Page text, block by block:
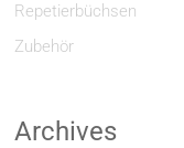
Repetierbüchsen
Zubehör
Archives